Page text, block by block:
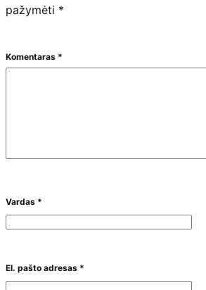
pažymėti *
Komentaras *
Vardas *
El. pašto adresas *